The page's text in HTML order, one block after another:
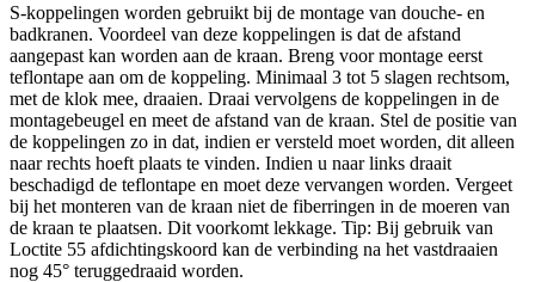
S-koppelingen worden gebruikt bij de montage van douche- en
badkranen. Voordeel van deze koppelingen is dat de afstand
aangepast kan worden aan de kraan. Breng voor montage eerst
teflontape aan om de koppeling. Minimaal 3 tot 5 slagen rechtsom,
met de klok mee, draaien. Draai vervolgens de koppelingen in de
montagebeugel en meet de afstand van de kraan. Stel de positie van
de koppelingen zo in dat, indien er versteld moet worden, dit alleen
naar rechts hoeft plaats te vinden. Indien u naar links draait
beschadigd de teflontape en moet deze vervangen worden. Vergeet
bij het monteren van de kraan niet de fiberringen in de moeren van
de kraan te plaatsen. Dit voorkomt lekkage. Tip: Bij gebruik van
Loctite 55 afdichtingskoord kan de verbinding na het vastdraaien
nog 45° teruggedraaid worden.